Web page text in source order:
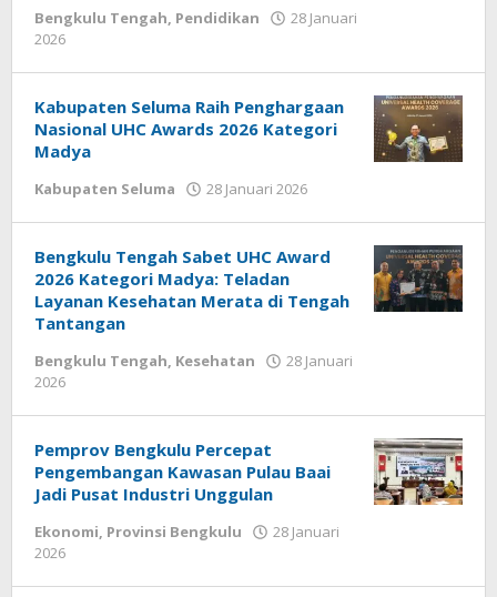
Bengkulu Tengah, Pendidikan
28 Januari
2026
Kabupaten Seluma Raih Penghargaan
Nasional UHC Awards 2026 Kategori
Madya
Kabupaten Seluma 28 Januari 2026
Bengkulu Tengah Sabet UHC Award
2026 Kategori Madya: Teladan
Layanan Kesehatan Merata di Tengah
Tantangan
Bengkulu Tengah, Kesehatan
28 Januari
2026
Pemprov Bengkulu Percepat
Pengembangan Kawasan Pulau Baai
Jadi Pusat Industri Unggulan
Ekonomi, Provinsi Bengkulu
28 Januari
2026